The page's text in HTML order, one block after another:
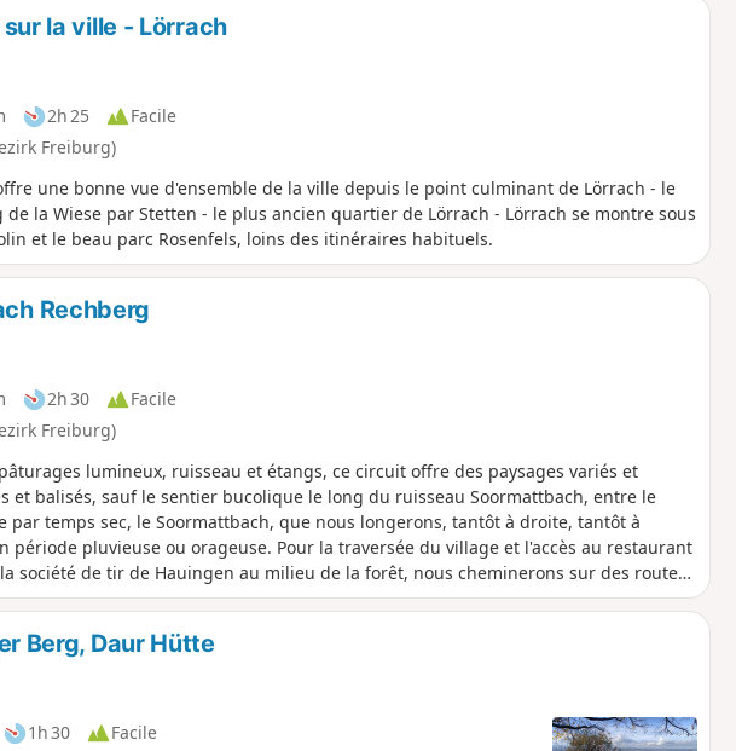
la ville - Lörrach
2h 25
Facile
Freiburg)
une bonne vue d'ensemble de la ville depuis le point culminant de Lörrach - le
la Wiese par Stetten - le plus ancien quartier de Lörrach - Lörrach se montre sous
et le beau parc Rosenfels, loins des itinéraires habituels.
Rechberg
2h 30
Facile
Freiburg)
lumineux, ruisseau et étangs, ce circuit offre des paysages variés et
et balisés, sauf le sentier bucolique le long du ruisseau Soormattbach, entre le
par temps sec, le Soormattbach, que nous longerons, tantôt à droite, tantôt à
période pluvieuse ou orageuse. Pour la traversée du village et l'accès au restaurant
société de tir de Hauingen au milieu de la forêt, nous cheminerons sur des routes
Berg, Daur Hütte
1h 30 Facile